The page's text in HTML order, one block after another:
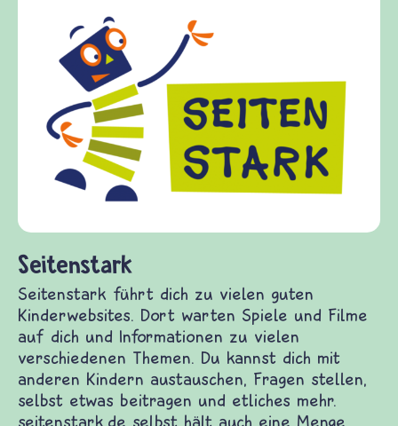
Frieden Fragen
frieden-fragen.de ist ein Internet-Angebot für
Kinder, Eltern und ErzieherInnen das zu
Fragen von Krieg und Frieden, Streit und
Gewalt informiert und einen Austausch zu
diesem Themenbereich ermöglicht. frieden-
fragen.de bietet Antworten auf wichtige
und Frieden, Streit und Gewalt.